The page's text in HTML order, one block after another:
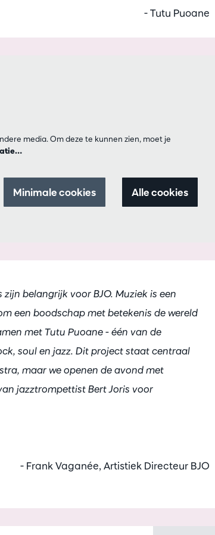
- Tutu Puoane
media. Om deze te kunnen zien, moet je
Minimale cookies Alle cookies
belangrijk voor BJO. Muziek is een
een boodschap met betekenis de wereld
met Tutu Puoane - één van de
soul en jazz. Dit project staat centraal
maar we openen de avond met
jazztrompettist Bert Joris voor
- Frank Vaganée, Artistiek Directeur BJO